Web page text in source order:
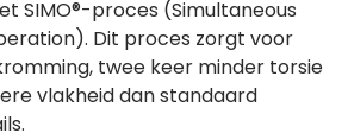
SIMO®-proces (Simultaneous
Dit proces zorgt voor
twee keer minder torsie
vlakheid dan standaard